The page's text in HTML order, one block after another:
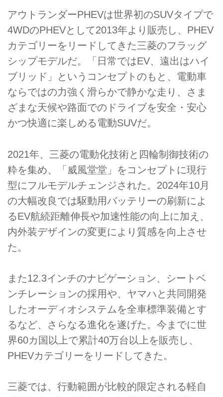
アウトランダーPHEVは世界初のSUVタイプで
4WDのPHEVとして2013年より販売し、PHEV
カテゴリーをリードしてきた三菱のフラッグ
シップモデルだ。「日常ではEV、遠出はハイ
ブリッド」というコンセプトのもと、電動車
ならではの力強く滑らかで静かな走り、さま
ざまな天候や路面でのドライブを安全・安心
かつ快適に楽しめる電動SUVだ。
2021年、三菱の電動化技術と四輪制御技術の
粋を集め、「威風堂堂」をコンセプトに現行
型にフルモデルチェンジされた。2024年10月
の大幅改良では駆動用バッテリーの刷新によ
るEV航続距離伸長や加速性能の向上に加え、
内外装デザインの変更により質感を向上させ
た。
また12.3インチのナビゲーション、シートベ
ンチレーションの採用や、ヤマハと共同開発
したオーディオシステムを全車標準装備とす
るなど、さらなる進化を遂げた。今までに世
界60カ国以上で累計40万台以上を販売し、
PHEVカテゴリーをリードしてきた。
三菱では、行動範囲が比較的限定される軽自